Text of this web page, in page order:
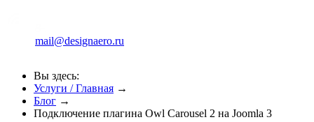
mail@designaero.ru
Вы здесь:
Услуги / Главная →
Блог →
Подключение плагина Owl Carousel 2 на Joomla 3